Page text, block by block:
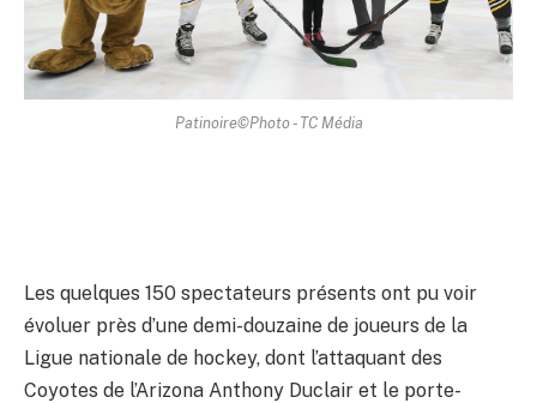
Patinoire©Photo - TC Média
Les quelques 150 spectateurs présents ont pu voir
évoluer près d’une demi-douzaine de joueurs de la
Ligue nationale de hockey, dont l’attaquant des
Coyotes de l’Arizona Anthony Duclair et le porte-